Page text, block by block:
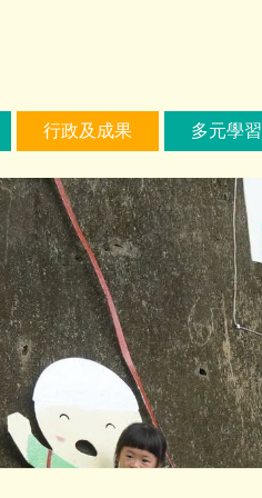
行政及成果 多元學習